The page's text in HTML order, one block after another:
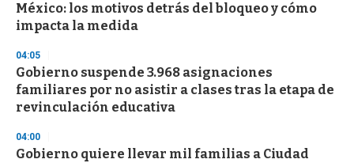
México: los motivos detrás del bloqueo y cómo
impacta la medida
04:05
Gobierno suspende 3.968 asignaciones
familiares por no asistir a clases tras la etapa de
revinculación educativa
04:00
Gobierno quiere llevar mil familias a Ciudad